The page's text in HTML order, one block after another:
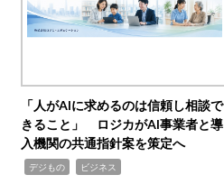
「人がAIに求めるのは信頼し相談で
きること」 ロジカがAI事業者と導
入機関の共通指針案を策定へ
デジもの ビジネス